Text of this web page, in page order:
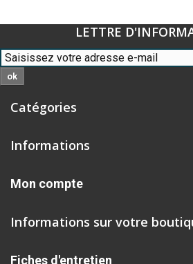
LETTRE
ok
Catégories
Informations
Mon compte
Informations sur votre
Fiches d'entretien